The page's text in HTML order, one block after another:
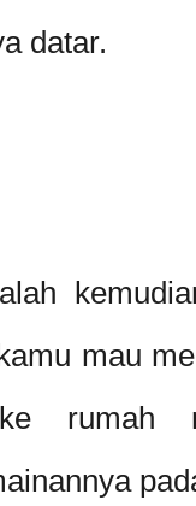
datar.
mau
rumah